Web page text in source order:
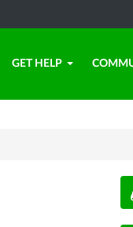
GET HELP